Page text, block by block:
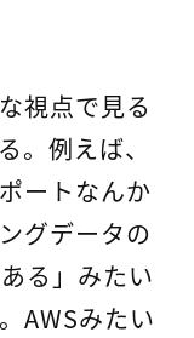
視点で見る
。例えば、
ートなんか
グデータの
る」みたい
AWSみたい